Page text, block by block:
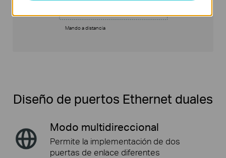
Mando a distancia
Diseño de puertos Ethernet duales
Modo multidireccional
Permite la implementación de dos
puertas de enlace diferentes